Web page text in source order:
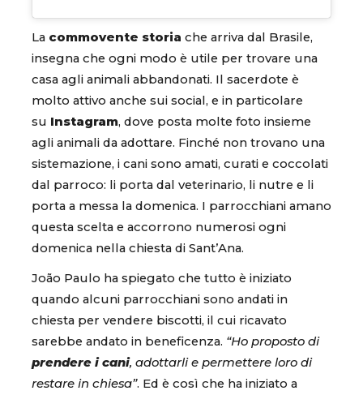
La commovente storia che arriva dal Brasile,
insegna che ogni modo è utile per trovare una
casa agli animali abbandonati. Il sacerdote è
molto attivo anche sui social, e in particolare
su Instagram, dove posta molte foto insieme
agli animali da adottare. Finché non trovano una
sistemazione, i cani sono amati, curati e coccolati
dal parroco: li porta dal veterinario, li nutre e li
porta a messa la domenica. I parrocchiani amano
questa scelta e accorrono numerosi ogni
domenica nella chiesta di Sant’Ana.
João Paulo ha spiegato che tutto è iniziato
quando alcuni parrocchiani sono andati in
chiesta per vendere biscotti, il cui ricavato
sarebbe andato in beneficenza. “Ho proposto di
prendere i cani, adottarli e permettere loro di
restare in chiesa”. Ed è così che ha iniziato a